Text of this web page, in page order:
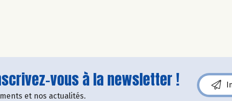
vous à la newsletter !
et nos actualités.